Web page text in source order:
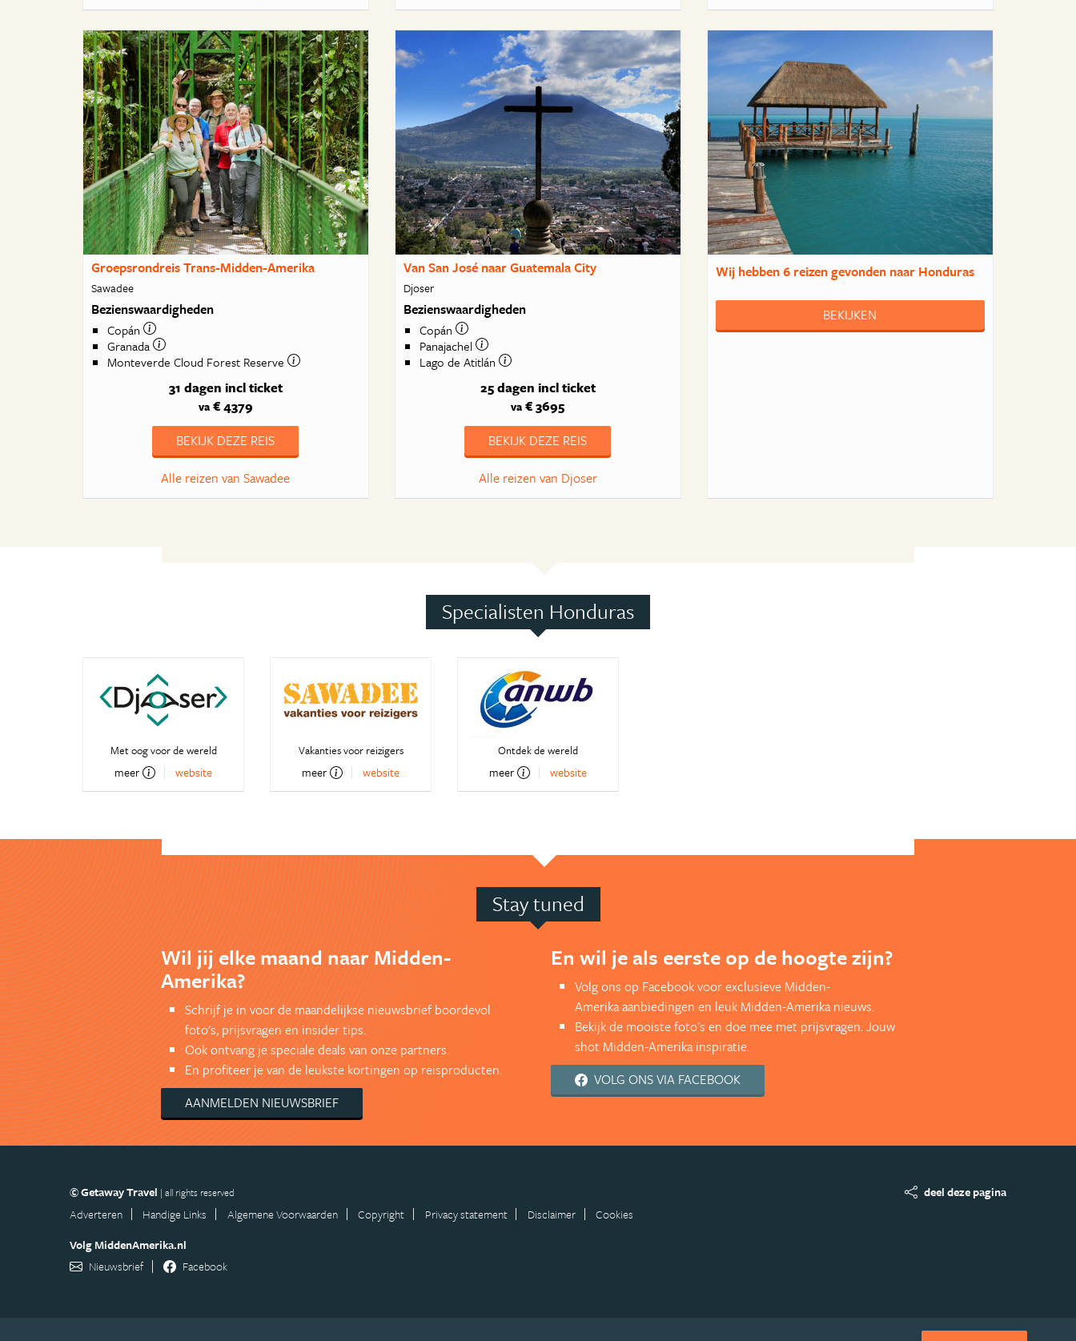
Groepsrondreis Trans-Midden-Amerika
Sawadee
Bezienswaardigheden
Copán
Granada
Monteverde Cloud Forest Reserve
31 dagen incl ticket
va€ 4379
BEKIJK DEZE REIS
Alle reizen van Sawadee
Van San José naar Guatemala City
Djoser
Bezienswaardigheden
Copán
Panajachel
Lago de Atitlán
25 dagen incl ticket
va € 3695
BEKIJK DEZE REIS
Alle reizen van Djoser
Wij hebben6 reizengevonden naar Honduras
BEKIJKEN
Specialisten Honduras
Met oog voor de wereld
meer website
Vakanties voor reizigers
meer website
Ontdek de wereld
meer website
Stay tuned
Wil jij elke maand naar Midden-
Amerika?
Schrijf je in voor de maandelijkse nieuwsbrief boordevol
foto's, prijsvragen en insider tips.
Ook ontvang je speciale deals van onze partners.
En profiteer je van de leukste kortingen op reisproducten.
AANMELDEN NIEUWSBRIEF
En wil je als eerste op de hoogte zijn?
Volg ons op Facebook voor exclusieve Midden-
Amerika aanbiedingen en leuk Midden-Amerika nieuws.
Bekijk de mooiste foto's en doe mee met prijsvragen. Jouw
shot Midden-Amerika inspiratie.
VOLG ONS VIA FACEBOOK
deel deze pagina
© Getaway Travel | all rights reserved
Adverteren Handige Links Algemene Voorwaarden Copyright Privacy statement Disclaimer
Cookies
Volg MiddenAmerika.nl
Nieuwsbrief
Facebook